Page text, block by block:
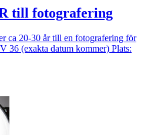
till fotografering
ca 20-30 år till en fotografering för
36 (exakta datum kommer) Plats: